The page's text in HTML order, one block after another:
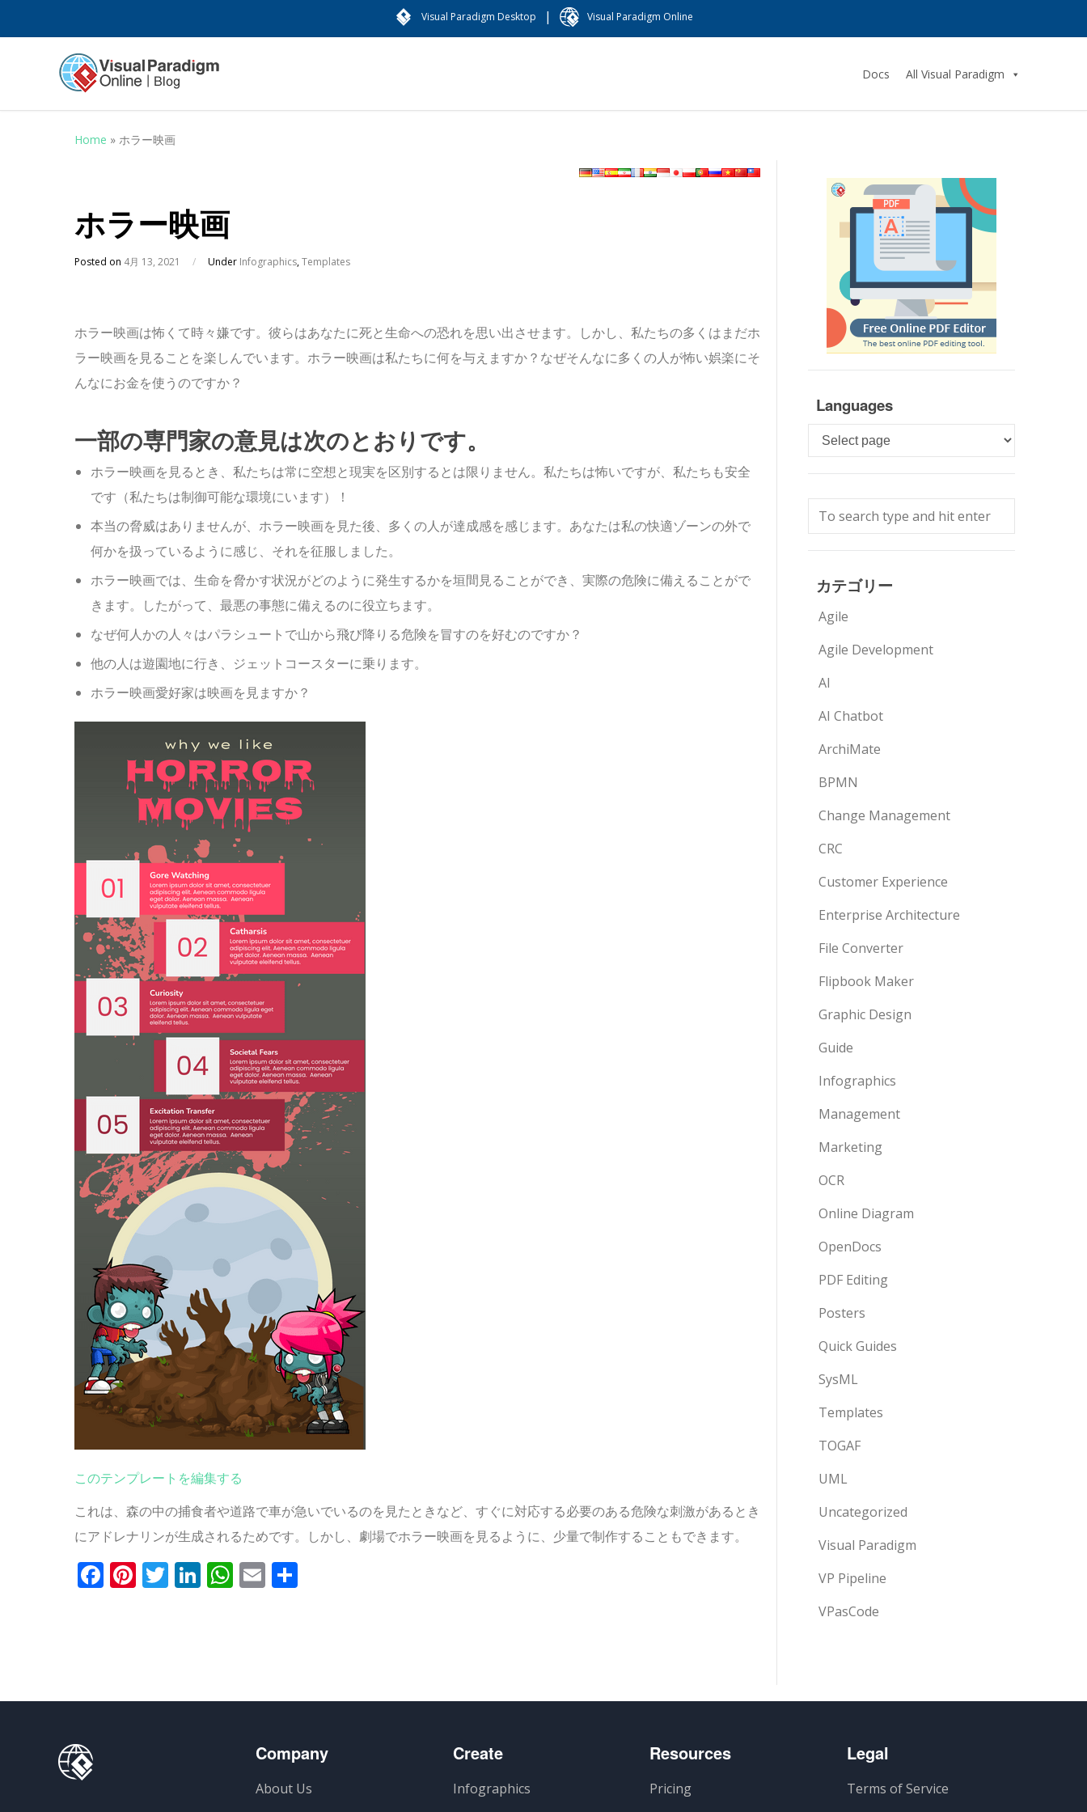
Visual Paradigm Desktop | Visual Paradigm Online
Docs All Visual Paradigm
Home » ホラー映画
ホラー映画
Posted on 4月 13, 2021 / Under Infographics,Templates
ホラー映画は怖くて時々嫌です。彼らはあなたに死と生命への恐れを思い出させます。しかし、私たちの多くはまだホ
ラー映画を見ることを楽しんでいます。ホラー映画は私たちに何を与えますか？なぜそんなに多くの人が怖い娯楽にそ
んなにお金を使うのですか？
一部の専門家の意見は次のとおりです。
ホラー映画を見るとき、私たちは常に空想と現実を区別するとは限りません。私たちは怖いですが、私たちも安全
です（私たちは制御可能な環境にいます）！
本当の脅威はありませんが、ホラー映画を見た後、多くの人が達成感を感じます。あなたは私の快適ゾーンの外で
何かを扱っているように感じ、それを征服しました。
ホラー映画では、生命を脅かす状況がどのように発生するかを垣間見ることができ、実際の危険に備えることがで
きます。したがって、最悪の事態に備えるのに役立ちます。
なぜ何人かの人々はパラシュートで山から飛び降りる危険を冒すのを好むのですか？
他の人は遊園地に行き、ジェットコースターに乗ります。
ホラー映画愛好家は映画を見ますか？
このテンプレートを編集する
これは、森の中の捕食者や道路で車が急いでいるのを見たときなど、すぐに対応する必要のある危険な刺激があるとき
にアドレナリンが生成されるためです。
しかし、劇場でホラー映画を見るように、少量で制作することもできます。
Facebook
Pinterest
Twitter
LinkedIn
WhatsApp
Email
Languages
Languages
カテゴリー
Agile
Agile Development
AI
AI Chatbot
ArchiMate
BPMN
Change Management
CRC
Customer Experience
Enterprise Architecture
File Converter
Flipbook Maker
Graphic Design
Guide
Infographics
Management
Marketing
OCR
Online Diagram
OpenDocs
PDF Editing
Posters
Quick Guides
SysML
Templates
TOGAF
UML
Uncategorized
Visual Paradigm
VP Pipeline
VPasCode
Company
About Us
Create
Infographics
Resources
Pricing
Legal
Terms of Service